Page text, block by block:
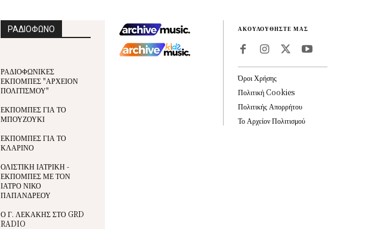
ΡΑΔΙΟΦΩΝΟ
ΡΑΔΙΟΦΩΝΙΚΕΣ
ΕΚΠΟΜΠΕΣ "ΑΡΧΕΙΟΝ
ΠΟΛΙΤΙΣΜΟΥ"
ΕΚΠΟΜΠΕΣ ΓΙΑ ΤΟ
ΜΠΟΥΖΟΥΚΙ
ΕΚΠΟΜΠΕΣ ΓΙΑ ΤΟ
ΚΛΑΡΙΝΟ
ΟΛΙΣΤΙΚΗ ΙΑΤΡΙΚΗ -
ΕΚΠΟΜΠΕΣ ΜΕ ΤΟΝ
ΙΑΤΡΟ ΝΙΚΟ
ΠΑΠΑΝΔΡΕΟΥ
Ο Γ. ΛΕΚΑΚΗΣ ΣΤΟ GRD
RADIO
ΑΚΟΥΛΟΥΘΗΣΤΕ ΜΑΣ
Όροι Χρήσης
Πολιτική Cookies
Πολιτικής Απορρήτου
Το Αρχείον Πολιτισμού